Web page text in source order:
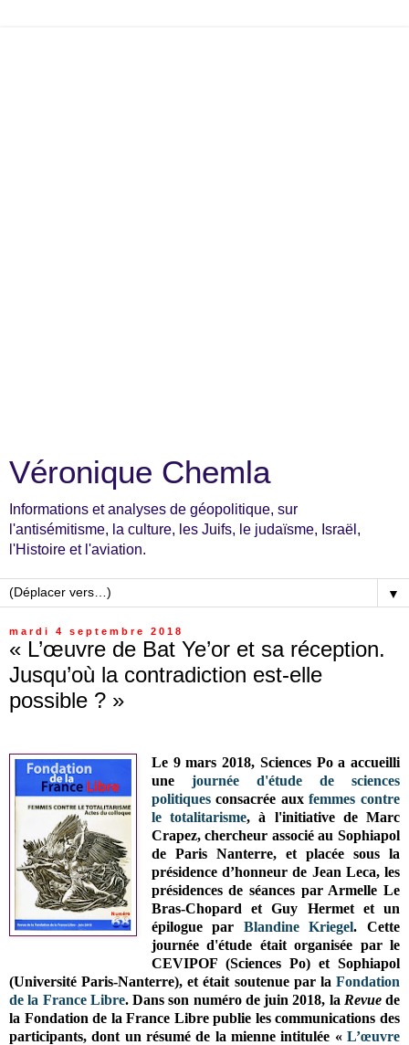
Véronique Chemla
Informations et analyses de géopolitique, sur
l'antisémitisme, la culture, les Juifs, le judaïsme, Israël,
l'Histoire et l'aviation.
▼
mardi 4 septembre 2018
« L’œuvre de Bat Ye’or et sa réception.
Jusqu’où la contradiction est-elle
possible ? »
Le 9 mars 2018, Sciences Po a accueilli
une journée d'étude de sciences
politiquesconsacrée auxfemmes contre
le totalitarisme, à l'initiative de Marc
Crapez, chercheur associé au Sophiapol
de Paris Nanterre, et placée sous la
présidence d’honneur de Jean Leca, les
présidences de séances par Armelle Le
Bras-Chopard et Guy Hermet et un
épilogue par Blandine Kriegel. Cette
journée d'étude était organisée par le
CEVIPOF (Sciences Po) et Sophiapol
(Université Paris-Nanterre), et était soutenue par la Fondation
de la France Libre. Dans son numéro de juin 2018, la Revuede
la Fondation de la France Libre publie les communications des
participants, dont un résumé de la mienne intitulée « L’œuvre